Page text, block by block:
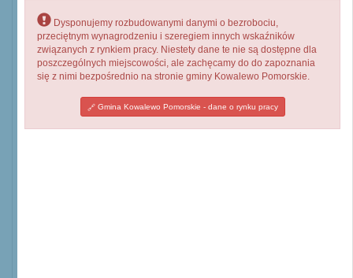
Dysponujemy rozbudowanymi danymi o bezrobociu,
przeciętnym wynagrodzeniu i szeregiem innych wskaźników
związanych z rynkiem pracy. Niestety dane te nie są dostępne dla
poszczególnych miejscowości, ale zachęcamy do do zapoznania
się z nimi bezpośrednio na stronie gminy Kowalewo Pomorskie.
Gmina Kowalewo Pomorskie - dane o rynku pracy